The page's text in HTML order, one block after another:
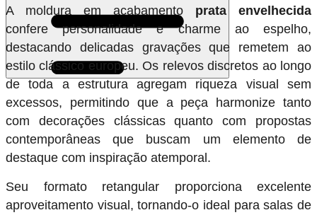
A moldura em acabamento prata envelhecida
confere personalidade e charme ao espelho,
destacando delicadas gravações que remetem ao
estilo clássico europeu. Os relevos discretos ao longo
de toda a estrutura agregam riqueza visual sem
excessos, permitindo que a peça harmonize tanto
com decorações clássicas quanto com propostas
contemporâneas que buscam um elemento de
destaque com inspiração atemporal.
Seu formato retangular proporciona excelente
aproveitamento visual, tornando-o ideal para salas de